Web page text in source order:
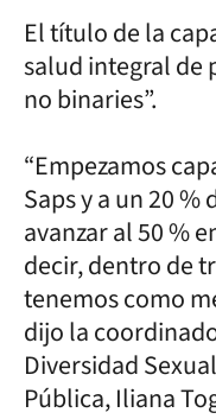
El título de la
salud integral de
no binaries”.
“Empezamos
Saps y a un 20 %
avanzar al 50 %
decir, dentro de
tenemos como
dijo la
Diversidad
Pública, Iliana